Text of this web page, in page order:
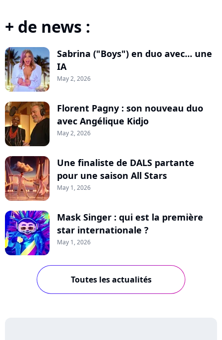
+ de news :
Sabrina ("Boys") en duo avec... une
IA
May 2, 2026
Florent Pagny : son nouveau duo
avec Angélique Kidjo
May 2, 2026
Une finaliste de DALS partante
pour une saison All Stars
May 1, 2026
Mask Singer : qui est la première
star internationale ?
May 1, 2026
Toutes les actualités